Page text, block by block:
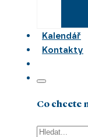
Kalendář
Kontakty
Co chcete
Hledat